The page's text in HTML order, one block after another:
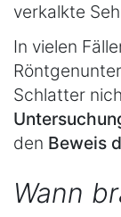
verkalkte
In vielen
Schlatter
den Beweis
Wann